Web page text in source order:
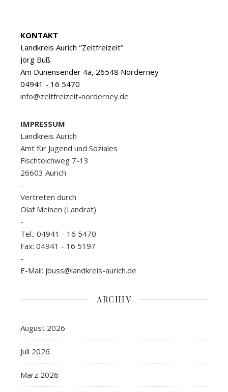
KONTAKT
Landkreis Aurich "Zeltfreizeit"
Jörg Buß
Am Dünensender 4a, 26548 Norderney
04941 - 16 5470
info@zeltfreizeit-norderney.de
IMPRESSUM
Landkreis Aurich
Amt für Jugend und Soziales
Fischteichweg 7-13
26603 Aurich
-
Vertreten durch
Olaf Meinen (Landrat)
-
Tel.: 04941 - 16 5470
Fax: 04941 - 16 5197
-
E-Mail: jbuss@landkreis-aurich.de
ARCHIV
August 2026
Juli 2026
März 2026